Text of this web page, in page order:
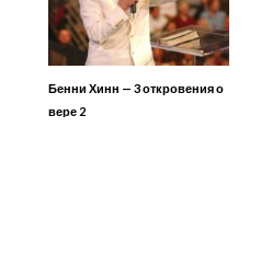
Бенни Хинн — 3 откровения о
вере 2